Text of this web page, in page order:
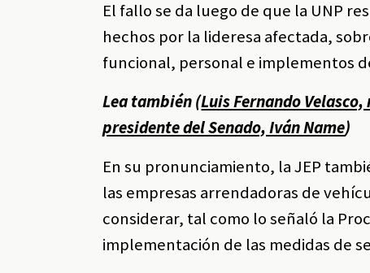
El fallo se da luego de que la UNP
hechos por la lideresa afectada,
funcional, personal e implementos
Lea también (Luis Fernando
presidente del Senado, Iván Name)
En su pronunciamiento, la JEP
las empresas arrendadoras de
considerar, tal como lo señaló la
implementación de las medidas de